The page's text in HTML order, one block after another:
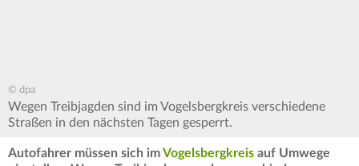
© dpa
Wegen Treibjagden sind im Vogelsbergkreis verschiedene
Straßen in den nächsten Tagen gesperrt.
Autofahrer müssen sich imVogelsbergkreis auf Umwege